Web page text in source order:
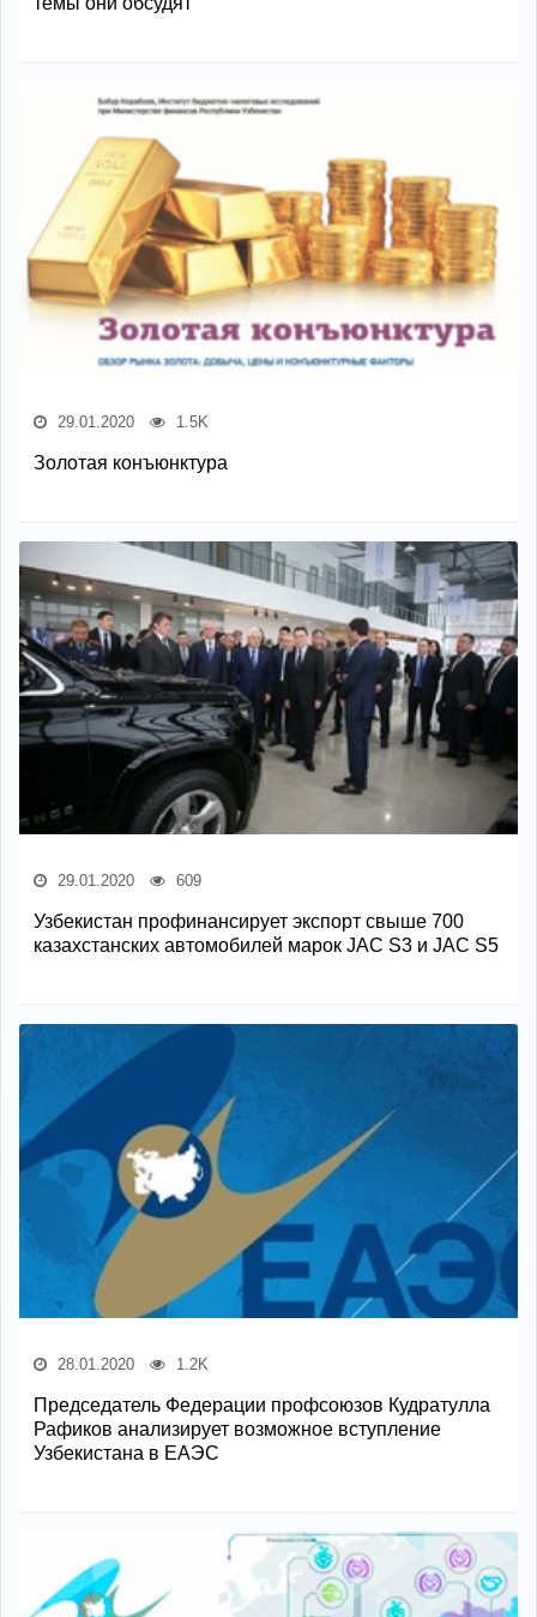
29.01.2020 1.5K
Золотая конъюнктура
29.01.2020 609
Узбекистан профинансирует экспорт свыше 700
казахстанских автомобилей марок JAC S3 и JAC S5
28.01.2020 1.2K
Председатель Федерации профсоюзов Кудратулла
Рафиков анализирует возможное вступление
Узбекистана в ЕАЭС